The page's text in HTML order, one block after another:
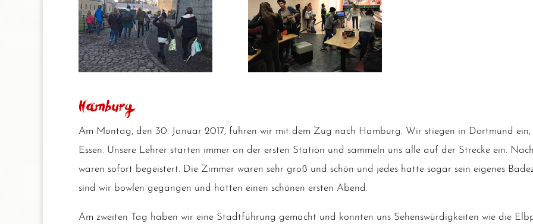
Hamburg
Am Mon­tag, den 30. Janu­ar 2017, fuh­ren wir mit dem Zug nach Ham­burg. Wir stie­gen in Dort­mund
Essen. Unse­re Leh­rer star­ten immer an der ers­ten Sta­ti­on und sam­meln uns alle auf der Stre­cke ein.
waren sofort begeis­tert. Die Zim­mer waren sehr groß und schön und jedes hat­te sogar sein eige­nes
sind wir bow­len gegan­gen und hat­ten einen schö­nen ers­ten Abend.
Am zwei­ten Tag haben wir eine Stadt­füh­rung gemacht und konn­ten uns Sehens­wür­dig­kei­ten wie die